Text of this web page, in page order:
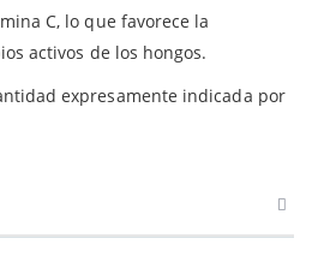
C, lo que favorece la
activos de los hongos.
expresamente indicada por